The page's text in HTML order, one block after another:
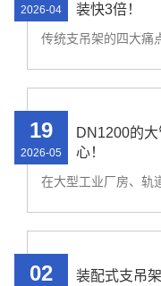
装快3倍！
2026-04
DN1200的大
心！
19
2026-05
装配式支吊
02